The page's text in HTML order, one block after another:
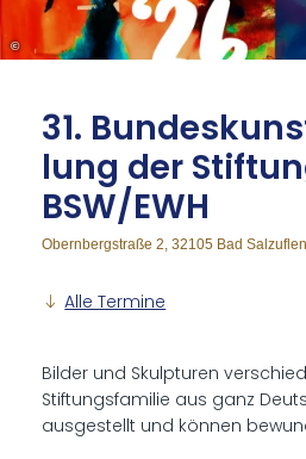
©
31.
lung der
BSW/EWH
Obernbergstraße 2, 32105 Bad Salzuflen
Alle Termine
Bilder und Skulpturen
Stiftungsfamilie aus ganz
ausgestellt und können